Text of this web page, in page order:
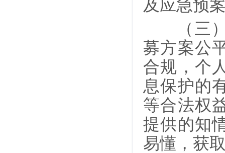
及应急预
（三）
募方案公
合规，个
息保护的
等合法权
提供的知
易懂，获